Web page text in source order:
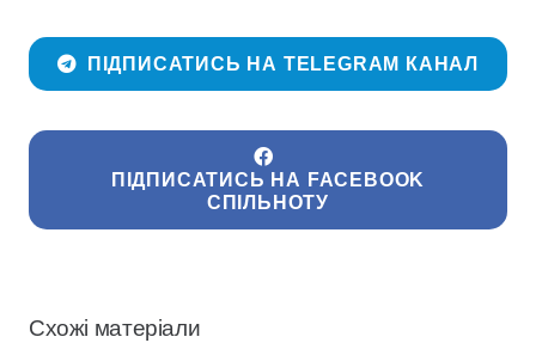
ПІДПИСАТИСЬ НА TELEGRAM КАНАЛ
ПІДПИСАТИСЬ НА FACEBOOK
СПІЛЬНОТУ
Схожі матеріали